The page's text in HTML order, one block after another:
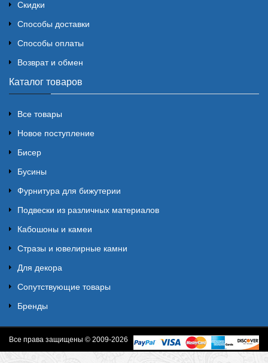
Скидки
Способы доставки
Способы оплаты
Возврат и обмен
Каталог товаров
Все товары
Новое поступление
Бисер
Бусины
Фурнитура для бижутерии
Подвески из различных материалов
Кабошоны и камеи
Стразы и ювелирные камни
Для декора
Сопутствующие товары
Бренды
Все права защищены © 2009-2026